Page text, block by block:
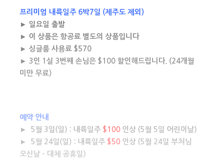
프리미엄 내륙일주 6박7일 (제주도 제외)
► 일요일 출발
► 이 상품은 항공료 별도의 상품입니다
► 싱글룸 사용료 $570
► 3인 1실 3번째 손님은 $100 할인해드립니다. (24개월
미만 무료)
예약 안내
► 5월 3일(일) : 내륙일주 $100 인상 (5월 5일 어린이날)
► 5월 24일(일) : 내륙일주 $50 인상 (5월 24일 부처님
오신날 – 대체 공휴일)